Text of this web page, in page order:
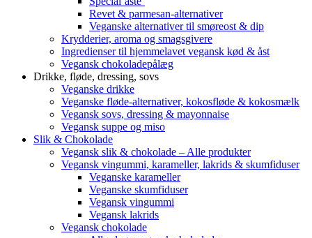
Revet & parmesan-alternativer
Veganske alternativer til smøreost & dip
Krydderier, aroma og smagsgivere
Ingredienser til hjemmelavet vegansk kød & åst
Vegansk chokoladepålæg
Drikke, fløde, dressing, sovs
Veganske drikke
Veganske fløde-alternativer, kokosfløde & kokosmælk
Vegansk sovs, dressing & mayonnaise
Vegansk suppe og miso
Slik & Chokolade
Vegansk slik & chokolade – Alle produkter
Vegansk vingummi, karameller, lakrids & skumfiduser
Veganske karameller
Veganske skumfiduser
Vegansk vingummi
Vegansk lakrids
Vegansk chokolade